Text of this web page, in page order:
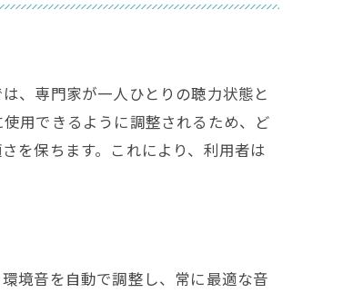
、専門家が一人ひとりの聴力状態と
用できるように調整されるため、ど
を保ちます。これにより、利用者は
境音を自動で調整し、常に最適な音